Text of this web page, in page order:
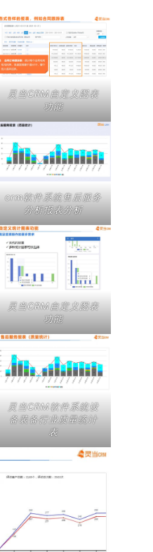
灵当CRM自定义图表
功能
crm软件系统售后服务
分析报表分析
灵当CRM自定义图表
功能
灵当CRM软件系统设
备装备行业质量统计
表